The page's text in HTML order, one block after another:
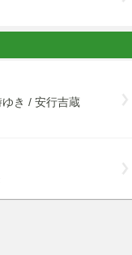
き / 安行吉蔵